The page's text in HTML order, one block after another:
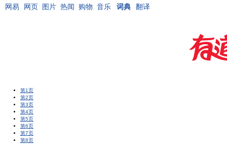
网易 网页 图片 热闻 购物 音乐 词典 翻译
第1页
第2页
第3页
第4页
第5页
第6页
第7页
第8页